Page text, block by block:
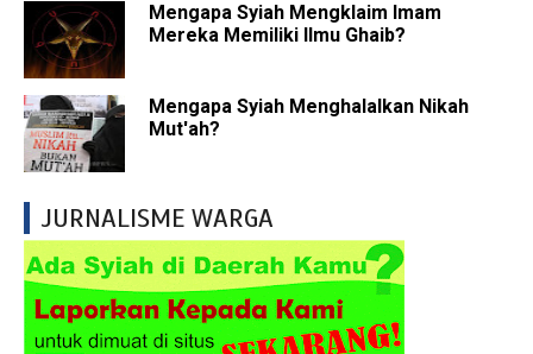
Mengapa Syiah Mengklaim Imam
Mereka Memiliki Ilmu Ghaib?
Mengapa Syiah Menghalalkan Nikah
Mut'ah?
JURNALISME WARGA